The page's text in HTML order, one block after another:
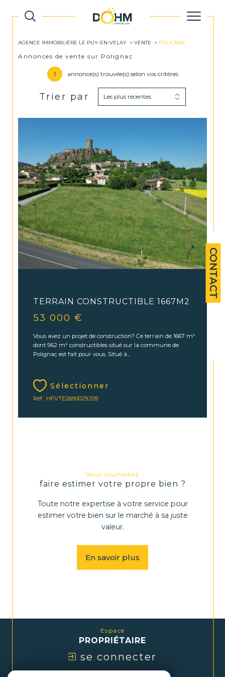
CONTACT
AGENCE IMMOBILIÈRE LE PUY-EN-VELAY VENTE POLIGNAC
Annonces de vente sur Polignac
1 annonce(s) trouvée(s) selon vos critères
Trier par Les plus récentes
TERRAIN CONSTRUCTIBLE 1667M2
53 000 €
Vous avez un projet de construction? Ce terrain de 1667 m²
dont 962 m² constructibles situé sur la commune de
Polignac est fait pour vous. Situé à...
Sélectionner
Réf : HFVTE2690029209
Vous souhaitez
faire estimer votre propre bien ?
Toute notre expertise à votre service pour
estimer votre bien sur le marché à sa juste
valeur.
En savoir plus
Espace
PROPRIÉTAIRE
se connecter